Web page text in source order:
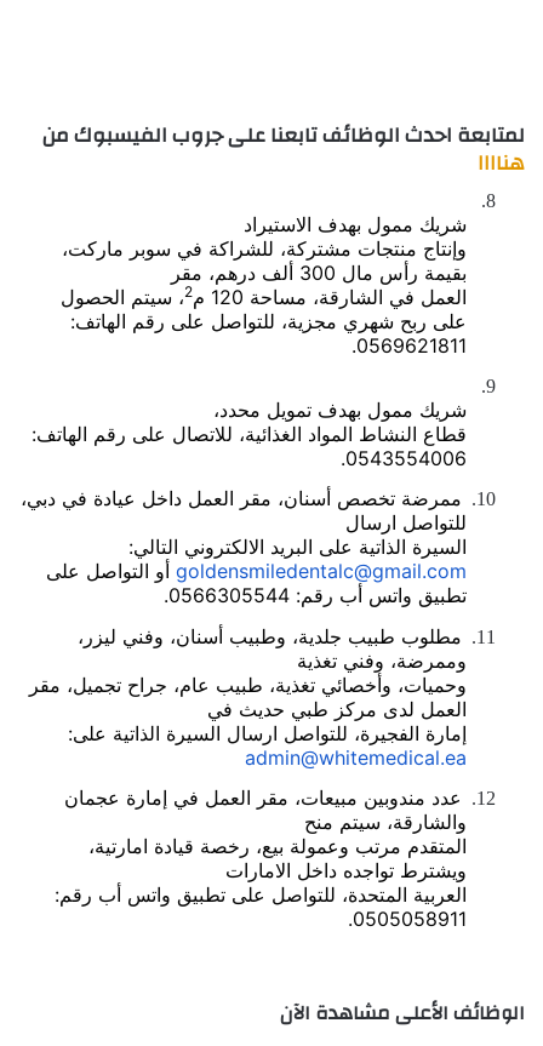
لمتابعة احدث الوظائف تابعنا على جروب الفيسبوك من
هناااا
8.
شريك ممول بهدف الاستيراد
وإنتاج منتجات مشتركة، للشراكة في سوبر ماركت،
بقيمة رأس مال 300 ألف درهم، مقر
العمل في الشارقة، مساحة 120 م
2، سيتم الحصول
على ربح شهري مجزية، للتواصل على رقم الهاتف:
0569621811.
9.
شريك ممول بهدف تمويل محدد،
قطاع النشاط المواد الغذائية، للاتصال على رقم الهاتف:
0543554006.
10.
ممرضة تخصص أسنان، مقر العمل داخل عيادة في دبي،
للتواصل ارسال
السيرة الذاتية على البريد الالكتروني التالي:
goldensmiledentalc@gmail.com أو التواصل على
تطبيق واتس أب رقم: 0566305544.
11.
مطلوب طبيب جلدية، وطبيب أسنان، وفني ليزر،
وممرضة، وفني تغذية
وحميات، وأخصائي تغذية، طبيب عام، جراح تجميل، مقر
العمل لدى مركز طبي حديث في
إمارة الفجيرة، للتواصل ارسال السيرة الذاتية على:
admin@whitemedical.ea
12.
عدد مندوبين مبيعات، مقر العمل في إمارة عجمان
والشارقة، سيتم منح
المتقدم مرتب وعمولة بيع، رخصة قيادة امارتية،
ويشترط تواجده داخل الامارات
العربية المتحدة، للتواصل على تطبيق واتس أب رقم:
0505058911.
الوظائف الأعلى مشاهدة الآن